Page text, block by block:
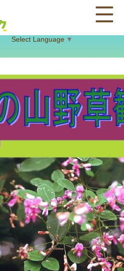
Select Language ▼